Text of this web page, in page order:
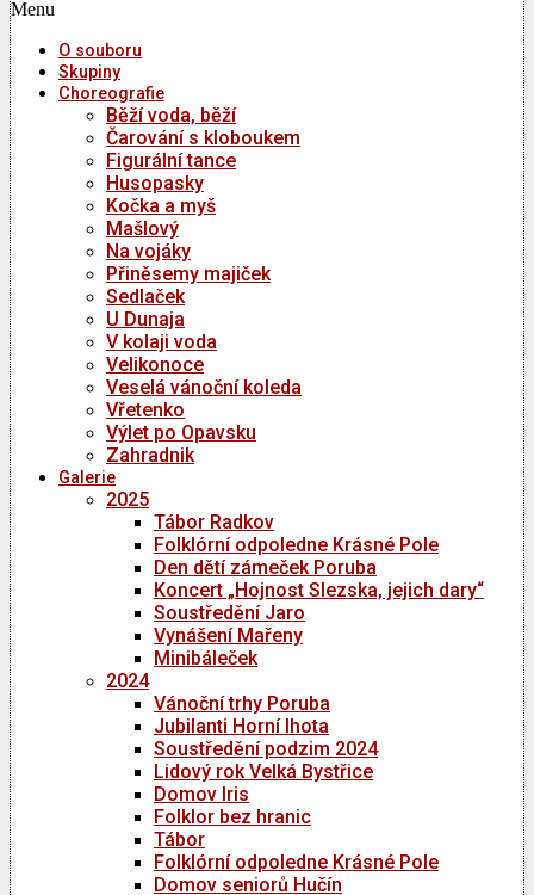
Menu
O souboru
Skupiny
Choreografie
Běží voda, běží
Čarování s kloboukem
Figurální tance
Husopasky
Kočka a myš
Mašlový
Na vojáky
Přiněsemy majiček
Sedlaček
U Dunaja
V kolaji voda
Velikonoce
Veselá vánoční koleda
Vřetenko
Výlet po Opavsku
Zahradnik
Galerie
2025
Tábor Radkov
Folklórní odpoledne Krásné Pole
Den dětí zámeček Poruba
Koncert „Hojnost Slezska, jejich dary“
Soustředění Jaro
Vynášení Mařeny
Minibáleček
2024
Vánoční trhy Poruba
Jubilanti Horní lhota
Soustředění podzim 2024
Lidový rok Velká Bystřice
Domov Iris
Folklor bez hranic
Tábor
Folklórní odpoledne Krásné Pole
Domov seniorů Hučín